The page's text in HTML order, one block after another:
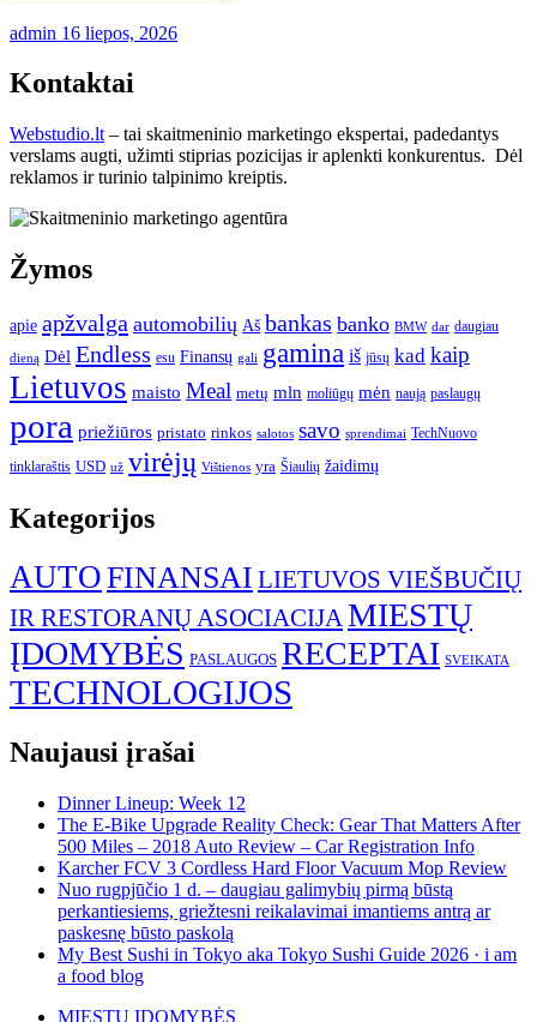
admin 16 liepos, 2026
Kontaktai
Webstudio.lt – tai skaitmeninio marketingo ekspertai, padedantys
verslams augti, užimti stiprias pozicijas ir aplenkti konkurentus. Dėl
reklamos ir turinio talpinimo kreiptis.
Žymos
apie apžvalga automobilių Aš bankas banko BMW dar daugiau
dieną Dėl Endless esu Finansų gali gamina iš jūsų kad kaip
Lietuvos maisto Meal metų mln moliūgų mėn naują paslaugų
pora priežiūros pristato rinkos salotos savo sprendimai TechNuovo
tinklaraštis USD už virėjų Vištienos yra Šiaulių žaidimų
Kategorijos
AUTOFINANSAI LIETUVOS VIEŠBUČIŲ
IR RESTORANŲ ASOCIACIJAMIESTŲ
ĮDOMYBĖS PASLAUGOS RECEPTAI SVEIKATA
TECHNOLOGIJOS
Naujausi įrašai
Dinner Lineup: Week 12
The E-Bike Upgrade Reality Check: Gear That Matters After
500 Miles – 2018 Auto Review – Car Registration Info
Karcher FCV 3 Cordless Hard Floor Vacuum Mop Review
Nuo rugpjūčio 1 d. – daugiau galimybių pirmą būstą
perkantiesiems, griežtesni reikalavimai imantiems antrą ar
paskesnę būsto paskolą
My Best Sushi in Tokyo aka Tokyo Sushi Guide 2026 · i am
a food blog
MIESTŲ ĮDOMYBĖS